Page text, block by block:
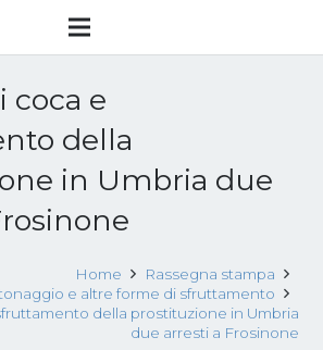
coca e
della
in Umbria due
Home
Rassegna stampa
e altre forme di sfruttamento
della prostituzione in Umbria
due arresti a Frosinone